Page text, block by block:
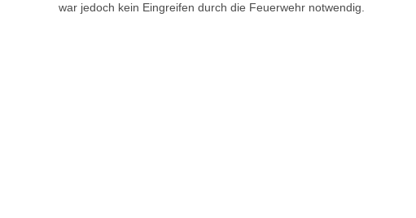
war jedoch kein Eingreifen durch die Feuerwehr notwendig.